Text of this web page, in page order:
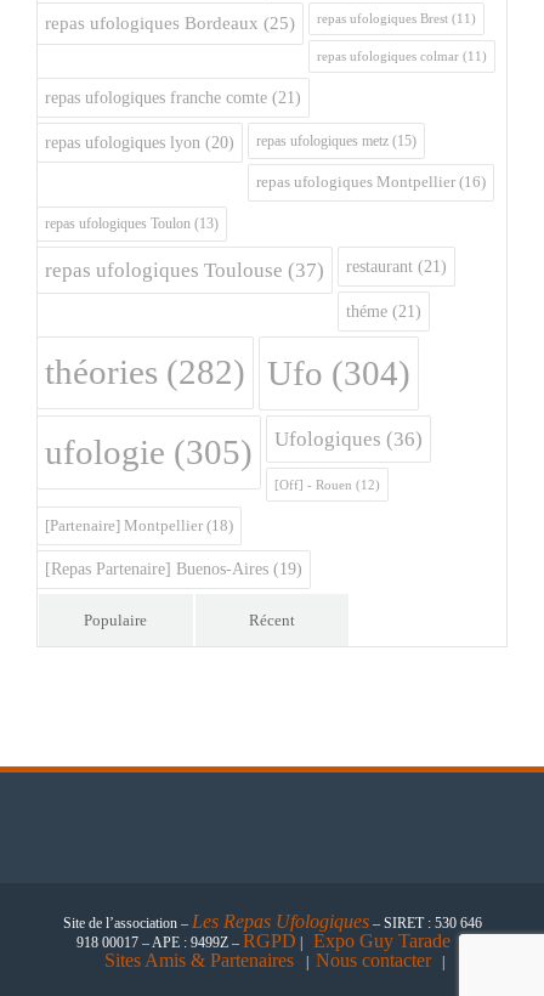
repas ufologiques Bordeaux (25) repas ufologiques Brest (11)
repas ufologiques colmar (11)
repas ufologiques franche comte (21)
repas ufologiques lyon (20) repas ufologiques metz (15)
repas ufologiques Montpellier (16)
repas ufologiques Toulon (13)
repas ufologiques Toulouse (37) restaurant (21)
théme (21)
théories (282) Ufo (304)
ufologie (305) Ufologiques (36)
[Off] - Rouen (12)
[Partenaire] Montpellier (18)
[Repas Partenaire] Buenos-Aires (19)
Populaire Récent
Site de l’association – Les Repas Ufologiques– SIRET : 530 646
918 00017 – APE : 9499Z – RGPD Expo Guy Tarade
Sites Amis & Partenaires Nous contacter|